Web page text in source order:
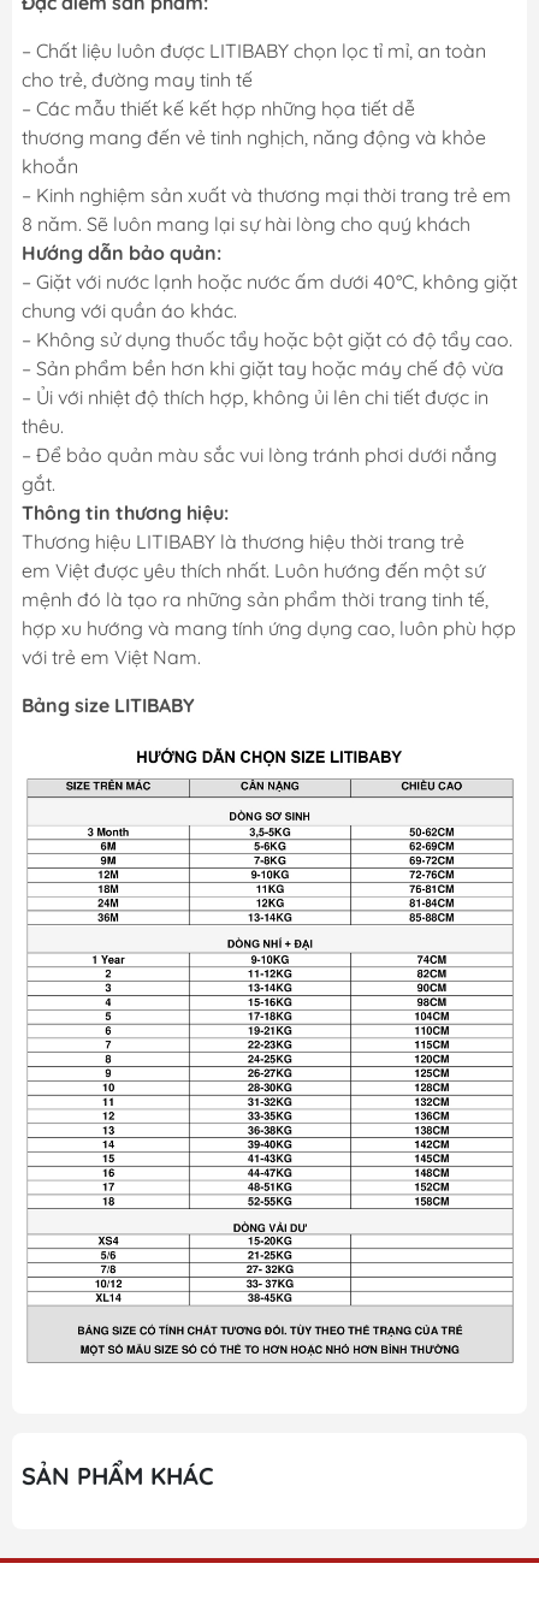
– Chất liệu luôn được LITIBABY chọn lọc tỉ mỉ, an toàn
cho trẻ, đường may tinh tế
– Các mẫu thiết kế kết hợp những họa tiết dễ
thương mang đến vẻ tinh nghịch, năng động và khỏe
khoắn
– Kinh nghiệm sản xuất và thương mại thời trang trẻ em
8 năm. Sẽ luôn mang lại sự hài lòng cho quý khách
Hướng dẫn bảo quản:
– Giặt với nước lạnh hoặc nước ấm dưới 40°C, không giặt
chung với quần áo khác.
– Không sử dụng thuốc tẩy hoặc bột giặt có độ tẩy cao.
– Sản phẩm bền hơn khi giặt tay hoặc máy chế độ vừa
– Ủi với nhiệt độ thích hợp, không ủi lên chi tiết được in
thêu.
– Để bảo quản màu sắc vui lòng tránh phơi dưới nắng
gắt.
Thông tin thương hiệu:
Thương hiệu LITIBABY là thương hiệu thời trang trẻ
em Việt được yêu thích nhất. Luôn hướng đến một sứ
mệnh đó là tạo ra những sản phẩm thời trang tinh tế,
hợp xu hướng và mang tính ứng dụng cao, luôn phù hợp
với trẻ em Việt Nam.
Bảng size LITIBABY
SẢN PHẨM KHÁC